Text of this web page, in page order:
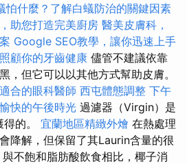
怕什麼？了解白蟻防治的關鍵因素
助您打造完美廚房 醫美皮膚科，
Google SEO教學，讓你迅速上手
顧你的牙齒健康 儘管不建議依靠
，但它可以以其他方式幫助皮膚。
合的眼科醫師 西屯體態調整 下午
快的午後時光 過濾器（Virgin）是
的。 宜蘭地區精緻外燴 在熱處理
降解，但保留了其Laurin含量的很
不飽和脂肪酸飲食相比，椰子消